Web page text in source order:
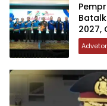
2027,
Tanpa